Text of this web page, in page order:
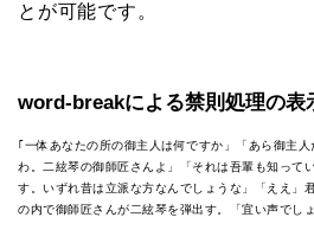
とが可能です。
word-breakによる禁則処理の表
｢一体あなたの所の御主人は何ですか」「あら御主
わ。二絃琴の御師匠さんよ」「それは吾輩も知って
す。いずれ昔は立派な方なんでしょうな」「ええ
の内で御師匠さんが二絃琴を弾出す。「宜い声でし